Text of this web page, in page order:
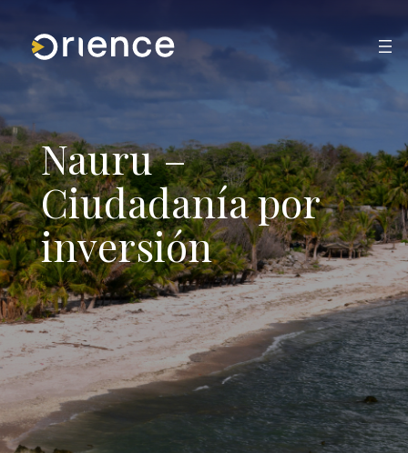
contenido
Nauru –
Ciudadanía por
inversión